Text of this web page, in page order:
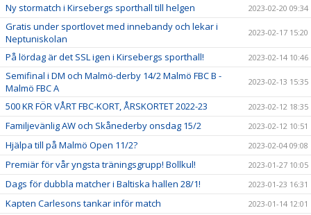
Ny stormatch i Kirsebergs sporthall till helgen 2023-02-20 09:34
Gratis under sportlovet med innebandy och lekar i
Neptuniskolan
2023-02-17 15:20
På lördag är det SSL igen i Kirsebergs sporthall! 2023-02-14 10:46
Semifinal i DM och Malmö-derby 14/2 Malmö FBC B -
Malmö FBC A
2023-02-13 15:35
500 KR FÖR VÅRT FBC-KORT, ÅRSKORTET 2022-23 2023-02-12 18:35
Familjevänlig AW och Skånederby onsdag 15/2 2023-02-12 10:51
Hjälpa till på Malmö Open 11/2? 2023-02-04 09:08
Premiär för vår yngsta träningsgrupp! Bollkul! 2023-01-27 10:05
Dags för dubbla matcher i Baltiska hallen 28/1! 2023-01-23 16:31
Kapten Carlesons tankar inför match 2023-01-14 12:01